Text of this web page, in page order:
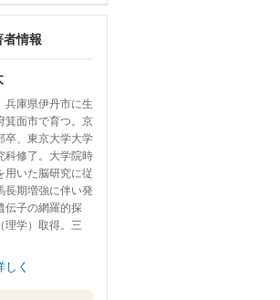
者情報
兵庫県伊丹市に生
箕面市で育つ。京
卒、東京大学大学
科修了。大学院時
用いた脳研究に従
長期増強に伴い発
伝子の網羅的探
理学）取得。三
しく